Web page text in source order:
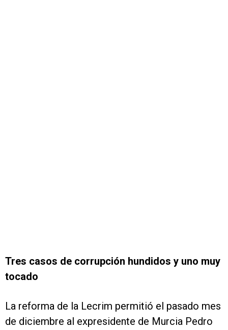
Tres casos de corrupción hundidos y uno muy
tocado
La reforma de la Lecrim permitió el pasado mes
de diciembre al expresidente de Murcia Pedro